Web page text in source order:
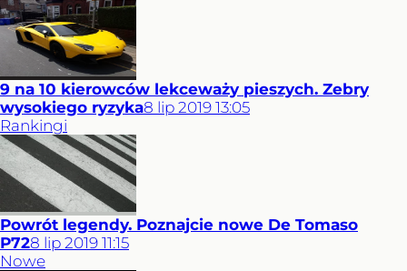
9 na 10 kierowców lekceważy pieszych. Zebry
wysokiego ryzyka8 lip 2019 13:05
Rankingi
Powrót legendy. Poznajcie nowe De Tomaso
P728 lip 2019 11:15
Nowe